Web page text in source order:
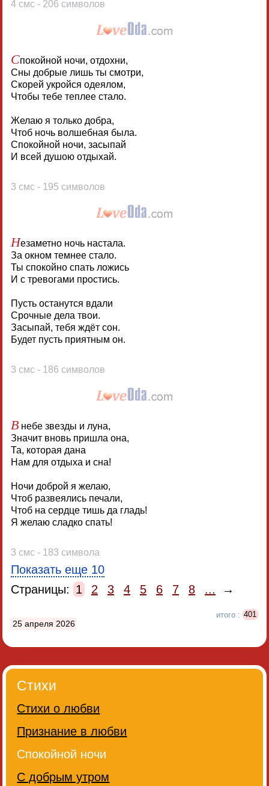
4 смс - 206 символов
Спокойной ночи, отдохни,
Сны добрые лишь ты смотри,
Скорей укройся одеялом,
Чтобы тебе теплее стало.
Желаю я только добра,
Чтоб ночь волшебная была.
Спокойной ночи, засыпай
И всей душою отдыхай.
3 смс - 195 символов
Незаметно ночь настала.
За окном темнее стало.
Ты спокойно спать ложись
И с тревогами простись.
Пусть останутся вдали
Срочные дела твои.
Засыпай, тебя ждёт сон.
Будет пусть приятным он.
3 смс - 186 символов
Внебе звезды и луна,
Значит вновь пришла она,
Та, которая дана
Нам для отдыха и сна!
Ночи доброй я желаю,
Чтоб развеялись печали,
Чтоб на сердце тишь да гладь!
Я желаю сладко спать!
3 смс - 183 символа
Показать еще 10
Страницы: 1 2 3 4 5 6 7 8 ... →
итого : 401
25 апреля 2026
Стихи
Стихи о любви
Признание в любви
Спокойной ночи
С добрым утром